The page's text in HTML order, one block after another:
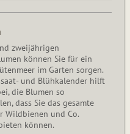
zweijährigen
können Sie für ein
im Garten sorgen.
und Blühkalender hilft
die Blumen so
dass Sie das gesamte
Wildbienen und Co.
können.